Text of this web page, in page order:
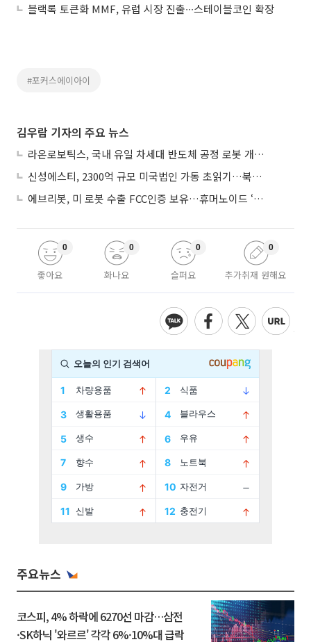
블랙록 토큰화 MMF, 유럽 시장 진출∙∙∙스테이블코인 확장
#포커스에이아이
김우람 기자의 주요 뉴스
라온로보틱스, 국내 유일 차세대 반도체 공정 로봇 개발 ‘고객사 테스트 진행’
신성에스티, 2300억 규모 미국법인 가동 초읽기…북미 ESS 공략 본격화
에브리봇, 미 로봇 수출 FCC인증 보유…휴머노이드 ‘AI 두뇌’ 탑재 속도
좋아요
0
화나요
0
슬퍼요
0
추가취재 원해요
0
주요뉴스
코스피, 4% 하락에 6270선 마감…삼전
·SK하닉 '와르르' 각각 6%·10%대 급락